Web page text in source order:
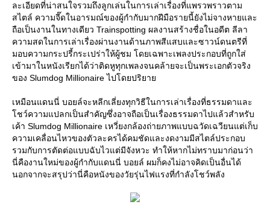
ละเอียดที่น่าสนใจรวมถึงลูกเล่นในการเล่าเรื่องที่แพรวพราวตาม
สไตล์ ความจี๊ดในอารมณ์ของผู้กำกับมากฝีมือรายนี้ยังไม่จางหายและ
ถือเป็นงานในทางเดียว Trainspotting ผลงานสร้างชื่อในอดีต ลีลา
ความสดในการเล่าเรื่องผ่านงานด้านภาพสีแสบและซาวน์ดนตรีที่
มอบความกระปรี้กระเปร่าให้ผู้ชม โดยเฉพาะเพลงประกอบที่ถูกใส่
เข้ามาในหนังเรียกได้ว่าติดหูทุกเพลงจนคล้ายจะเป็นพระเอกตัวจริง
ของ Slumdog Millionaire ไปโดยปริยา
เหมือนแดนนี่ บอยล์จะหลีกเลี่ยงทุกวิธีในการเล่าเรื่องที่ธรรมดาและ
ชว์ความแปลกเป็นสำคัญซึ่งอาจถือเป็นเรื่องธรรมดาไปแล้วสำหรับ
เค้า Slumdog Millionaire เหวี่ยงกล้องถ่ายภาพแบบฉวัดเฉวียนแต่เก็บ
ความเคลื่อนไหวของตัวละครได้คมชัดและงดงามมีสไตล์ประกอบ
รวมกับการตัดต่อแบบฉับไวแต่มีจังหวะ ทำให้หากไม่ทราบมาก่อนว่า
นี่คืองานใหม่ของผู้กำกับแดนนี่ บอยล์ ผมก็คงไม่อาจคิดเป็นอื่นได้
นอกจากจะสรุปว่านี่คือหนังของวัยรุ่นไฟแรงที่กำลังโชว์พลัง